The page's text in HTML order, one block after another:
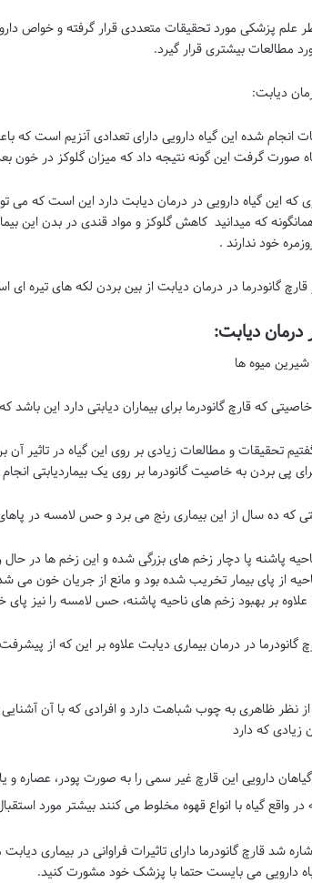
علم پزشکی مورد تحقیقات متعددی قرار گرفته و خواص
مطالعات بیشتری قرار گیرد.
دیابت:
انجام شده این گیاه دارویی دارای تعدادی آنزیم است
گرفت این گونه نتیجه داد که میزان گلوکز در خون بعد از مصرف
این گیاه دارویی در درمان دیابت دارد این است که می
همانگونه که میدانید کاهش گلوکز و مواد قندی در بدن
خود ندارند .
گانودرما در درمان دیابت از بین بردن لکه های تیره ای
درمان دیابت:
میوه ها
که قارچ گانودرما برای بیماران دیابتی دارد این
تحقیقات و مطالعات زیادی بر روی این گیاه در
پی بردن به خاصیت گانودرما بر روی یک بیماردیابتی
که ده سال از این بیماری رنج می برد و حس لامسه در
پاشنه پا دچار زخم های بزرگی شده و این زخم ها در
از پای بیمار تخریب شده بود و مانع از جریان خون می
علاوه بر بهبود زخم های ناحیه پاشنه، حس لامسه را نیز
گانودرما در درمان بیماری دیابت علاوه بر این که از
از نظر ظاهری به چوب شباهت دارد و افرادی که با آن آشنایی
زیادی که دارد
دارویی این قارچ غیر سمی را به صورت پودر، عصاره و
در واقع گیاه با انواع قهوه مخلوط می کنند بیشتر مورد
شد قارچ گانودرما دارای تاثیرات فراوانی در بیماری
دارویی می بایست حتما با پزشک خود مشورت کنید.